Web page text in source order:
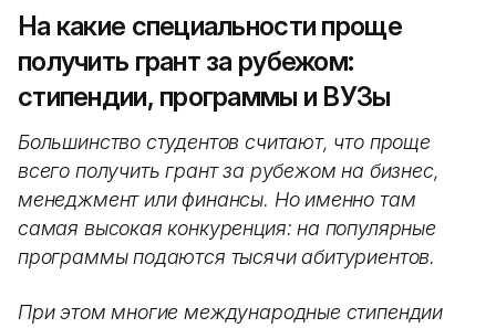
На какие специальности проще
получить грант за рубежом:
стипендии, программы и ВУЗы
Большинство студентов считают, что проще
всего получить грант за рубежом на бизнес,
менеджмент или финансы. Но именно там
самая высокая конкуренция: на популярные
программы подаются тысячи абитуриентов.
При этом многие международные стипендии